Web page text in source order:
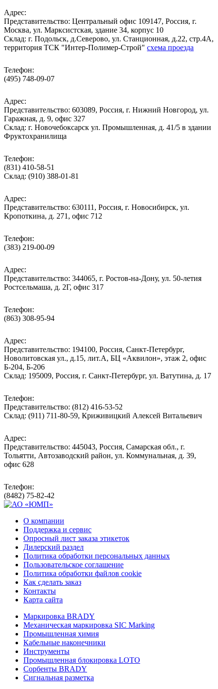
Адрес:
Представительство: Центральный офис 109147, Россия, г.
Москва, ул. Марксистская, здание 34, корпус 10
Cклад: г. Подольск, д.Северово, ул. Станционная, д.22, стр.4А,
территория ТСК "Интер-Полимер-Строй" схема проезда
Телефон:
(495) 748-09-07
Адрес:
Представительство: 603089, Россия, г. Нижний Новгород, ул.
Гаражная, д. 9, офис 327
Склад: г. Новочебоксарск ул. Промышленная, д. 41/5 в здании
Фруктохранилища
Телефон:
(831) 410-58-51
Склад: (910) 388-01-81
Адрес:
Представительство: 630111, Россия, г. Новосибирск, ул.
Кропоткина, д. 271, офис 712
Телефон:
(383) 219-00-09
Адрес:
Представительство: 344065, г. Ростов-на-Дону, ул. 50-летия
Ростсельмаша, д. 2Г, офис 317
Телефон:
(863) 308-95-94
Адрес:
Представительство: 194100, Россия, Санкт-Петербург,
Новолитовская ул., д.15, лит.А, БЦ «Аквилон», этаж 2, офис
Б-204, Б-206
Склад: 195009, Россия, г. Санкт-Петербург, ул. Ватутина, д. 17
Телефон:
Представительство: (812) 416-53-52
Склад: (911) 711-80-59, Криживицкий Алексей Витальевич
Адрес:
Представительство: 445043, Россия, Самарская обл., г.
Тольятти, Автозаводский район, ул. Коммунальная, д. 39,
офис 628
Телефон:
(8482) 75-82-42
О компании
Поддержка и сервис
Опросный лист заказа этикеток
Дилерский раздел
Политика обработки персональных данных
Пользовательское соглашение
Политика обработки файлов cookie
Как сделать заказ
Контакты
Карта сайта
Маркировка BRADY
Механическая маркировка SIC Marking
Промышленная химия
Кабельные наконечники
Инструменты
Промышленная блокировка LOTO
Сорбенты BRADY
Сигнальная разметка